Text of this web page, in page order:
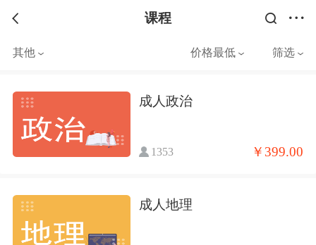
课程
其他 价格最低 筛选
成人政治
1353 ￥399.00
成人地理